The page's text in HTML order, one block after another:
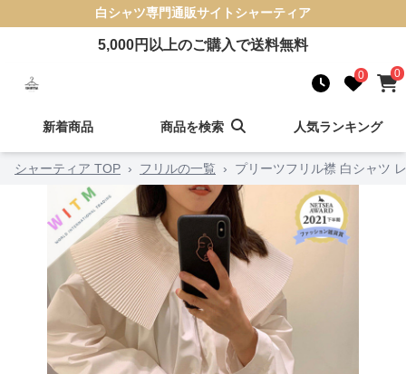
白シャツ専門通販サイト シャーティア
5,000円以上のご購入で送料無料
0 0
新着商品 商品を検索 人気ランキング
シャーティア TOP › フリルの一覧 › プリーツフリル襟 白シャツ